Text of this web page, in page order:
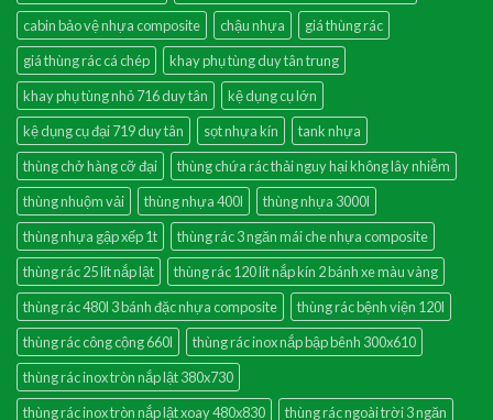
cabin bảo vệ nhựa composite
chậu nhựa
giá thùng rác
giá thùng rác cá chép
khay phụ tùng duy tân trung
khay phụ tùng nhỏ 716 duy tân
kệ dụng cụ lớn
kệ dụng cụ đại 719 duy tân
sọt nhựa kín
tank nhựa
thùng chở hàng cỡ đại
thùng chứa rác thải nguy hại không lây nhiễm
thùng nhuộm vải
thùng nhựa 400l
thùng nhựa 3000l
thùng nhựa gập xếp 1t
thùng rác 3 ngăn mái che nhựa composite
thùng rác 25 lít nắp lật
thùng rác 120 lít nắp kín 2 bánh xe màu vàng
thùng rác 480l 3 bánh đặc nhựa composite
thùng rác bệnh viện 120l
thùng rác công cộng 660l
thùng rác inox nắp bập bênh 300x610
thùng rác inox tròn nắp lật 380x730
thùng rác inox tròn nắp lật xoay 480x830
thùng rác ngoài trời 3 ngăn